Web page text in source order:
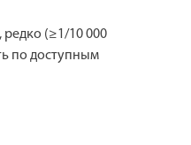
редко (≥1/10 000
по доступным